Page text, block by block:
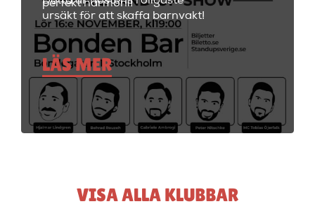
perfekt harmoni!
ursäkt för att skaffa barnvakt!
LÄS MER
VISA ALLA KLUBBAR